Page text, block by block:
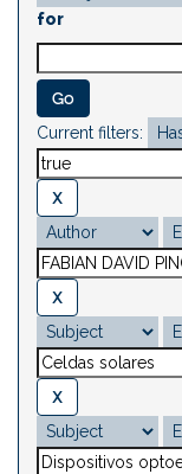
for
Current filters: